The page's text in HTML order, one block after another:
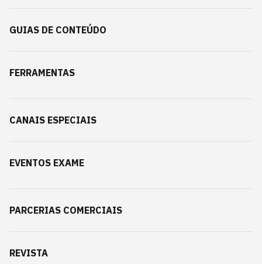
GUIAS DE CONTEÚDO
FERRAMENTAS
CANAIS ESPECIAIS
EVENTOS EXAME
PARCERIAS COMERCIAIS
REVISTA